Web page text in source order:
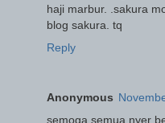
haji marbur. .sakura
blog sakura. tq
Reply
Anonymous
semoga semua nyer